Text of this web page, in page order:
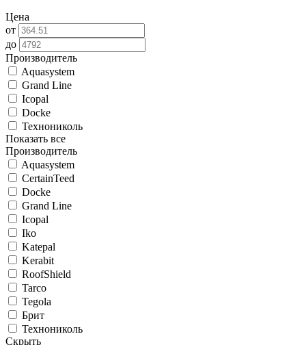
Цена
от
до
Производитель
Aquasystem
Grand Line
Icopal
Docke
Технониколь
Показать все
Производитель
Aquasystem
CertainTeed
Docke
Grand Line
Icopal
Iko
Katepal
Kerabit
RoofShield
Tarco
Tegola
Брит
Технониколь
Скрыть